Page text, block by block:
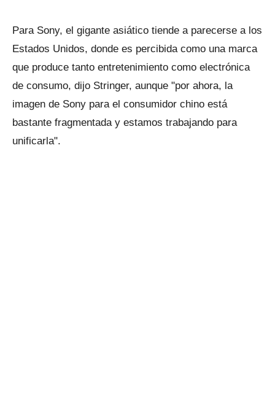
Para Sony, el gigante asiático tiende a parecerse a los
Estados Unidos, donde es percibida como una marca
que produce tanto entretenimiento como electrónica
de consumo, dijo Stringer, aunque "por ahora, la
imagen de Sony para el consumidor chino está
bastante fragmentada y estamos trabajando para
unificarla".